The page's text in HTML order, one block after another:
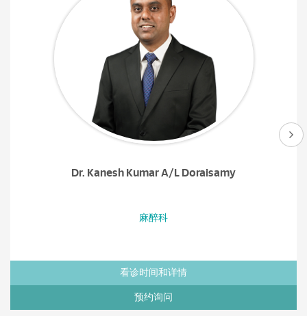
Dr. Kanesh Kumar A/L Doraisamy
麻醉科
看诊时间和详情
预约询问